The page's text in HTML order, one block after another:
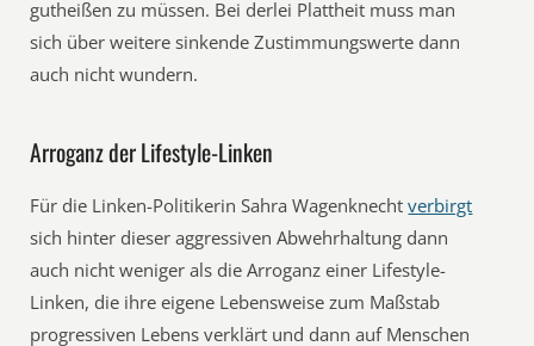
gutheißen zu müssen. Bei derlei Plattheit muss man
sich über weitere sinkende Zustimmungswerte dann
auch nicht wundern.
Arroganz der Lifestyle-Linken
Für die Linken-Politikerin Sahra Wagenknechtverbirgt
sich hinter dieser aggressiven Abwehrhaltung dann
auch nicht weniger als die Arroganz einer Lifestyle-
Linken, die ihre eigene Lebensweise zum Maßstab
progressiven Lebens verklärt und dann auf Menschen